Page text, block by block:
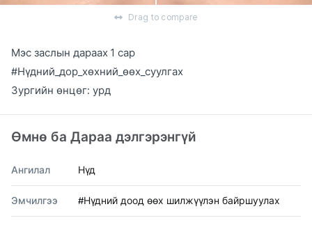
Drag to compare
Мэс заслын дараах 1 сар
#Нүдний_дор_хөхний_өөх_суулгах
Зургийн өнцөг: урд
Өмнө ба Дараа дэлгэрэнгүй
Ангилал Нүд
Эмчилгээ #Нүдний доод өөх шилжүүлэн байршуулах